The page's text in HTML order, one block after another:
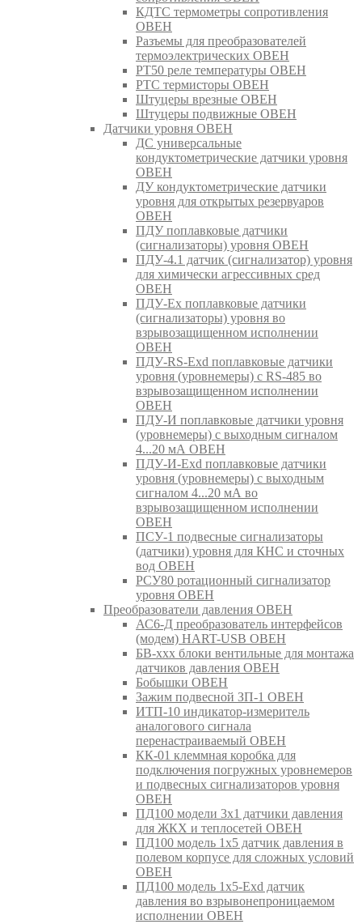
КДТС термометры сопротивления
ОВЕН
Разъемы для преобразователей
термоэлектрических ОВЕН
РТ50 реле температуры ОВЕН
РТС термисторы ОВЕН
Штуцеры врезные ОВЕН
Штуцеры подвижные ОВЕН
Датчики уровня ОВЕН
ДС универсальные
кондуктометрические датчики уровня
ОВЕН
ДУ кондуктометрические датчики
уровня для открытых резервуаров
ОВЕН
ПДУ поплавковые датчики
(сигнализаторы) уровня ОВЕН
ПДУ-4.1 датчик (сигнализатор) уровня
для химически агрессивных сред
ОВЕН
ПДУ-Ex поплавковые датчики
(сигнализаторы) уровня во
взрывозащищенном исполнении
ОВЕН
ПДУ-RS-Exd поплавковые датчики
уровня (уровнемеры) с RS-485 во
взрывозащищенном исполнении
ОВЕН
ПДУ-И поплавковые датчики уровня
(уровнемеры) с выходным сигналом
4...20 мА ОВЕН
ПДУ-И-Exd поплавковые датчики
уровня (уровнемеры) с выходным
сигналом 4...20 мА во
взрывозащищенном исполнении
ОВЕН
ПСУ-1 подвесные сигнализаторы
(датчики) уровня для КНС и сточных
вод ОВЕН
РСУ80 ротационный сигнализатор
уровня ОВЕН
Преобразователи давления ОВЕН
АС6-Д преобразователь интерфейсов
(модем) HART-USB ОВЕН
БВ-ххх блоки вентильные для монтажа
датчиков давления ОВЕН
Бобышки ОВЕН
Зажим подвесной ЗП-1 ОВЕН
ИТП-10 индикатор-измеритель
аналогового сигнала
перенастраиваемый ОВЕН
КК-01 клеммная коробка для
подключения погружных уровнемеров
и подвесных сигнализаторов уровня
ОВЕН
ПД100 модели 3х1 датчики давления
для ЖКХ и теплосетей ОВЕН
ПД100 модель 1х5 датчик давления в
полевом корпусе для сложных условий
ОВЕН
ПД100 модель 1х5-Exd датчик
давления во взрывонепроницаемом
исполнении ОВЕН